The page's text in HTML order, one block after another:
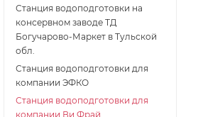
Станция водоподготовки на
консервном заводе ТД
Богучарово-Маркет в Тульской
обл.
Станция водоподготовки для
компании ЭФКО
Станция водоподготовки для
компании Ви Фрай